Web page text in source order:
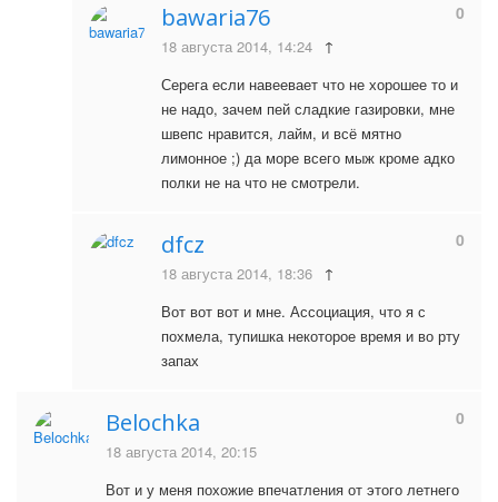
bawaria76
18 августа 2014, 14:24 ↑
0
Серега если навеевает что не хорошее то и
не надо, зачем пей сладкие газировки, мне
швепс нравится, лайм, и всё мятно
лимонное ;) да море всего мыж кроме адко
полки не на что не смотрели.
dfcz
18 августа 2014, 18:36 ↑
0
Вот вот вот и мне. Ассоциация, что я с
похмела, тупишка некоторое время и во рту
запах
Belochka
18 августа 2014, 20:15
0
Вот и у меня похожие впечатления от этого летнего